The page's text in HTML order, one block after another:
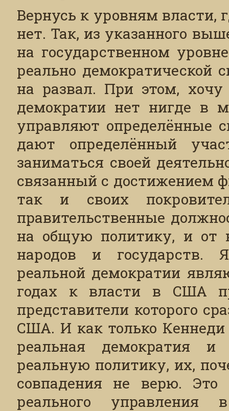
Вернусь к уровням власти,
нет. Так, из указанного
на государственном
реально демократической
на развал. При этом, хочу
демократии нет нигде в
управляют определённые
дают определённый
заниматься своей
связанный с достижением
так и своих
правительственные
на общую политику, и от
народов и государств.
реальной демократии
годах к власти в США
представители которого
США. И как только
реальная демократия и
реальную политику, их,
совпадения не верю.
реального